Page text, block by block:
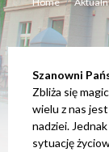
w
e
r
a
s
s
Szanowni
Zbliża się
wielu z nas
nadziei.
sytuację